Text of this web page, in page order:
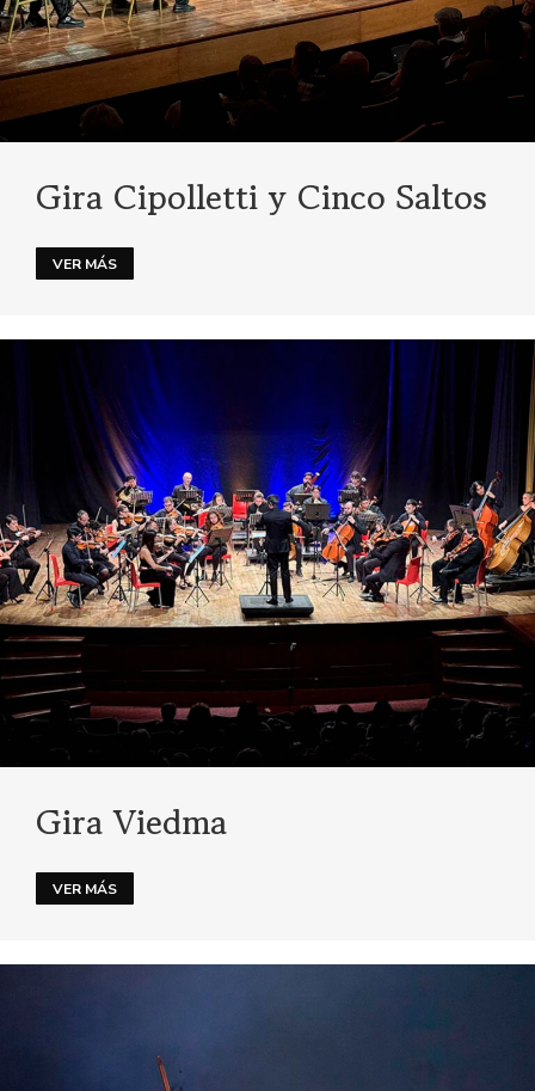
Gira Cipolletti y Cinco Saltos
VER MÁS
Gira Viedma
VER MÁS